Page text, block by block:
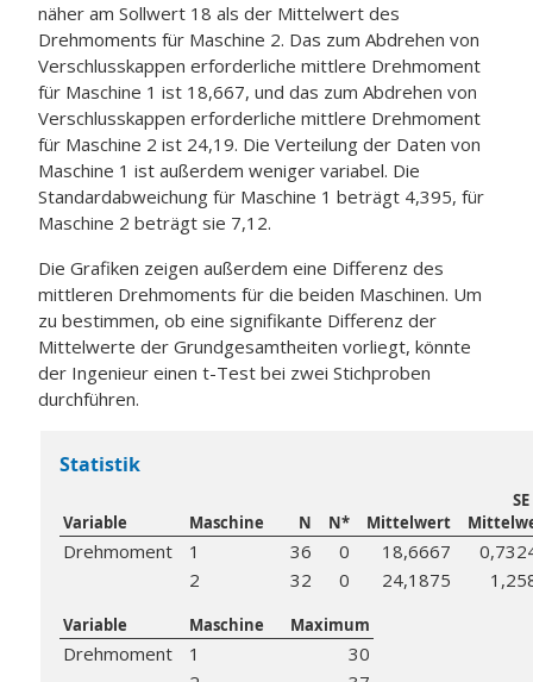
näher am Sollwert 18 als der Mittelwert des
Drehmoments für Maschine 2. Das zum Abdrehen von
Verschlusskappen erforderliche mittlere Drehmoment
für Maschine 1 ist 18,667, und das zum Abdrehen von
Verschlusskappen erforderliche mittlere Drehmoment
für Maschine 2 ist 24,19. Die Verteilung der Daten von
Maschine 1 ist außerdem weniger variabel. Die
Standardabweichung für Maschine 1 beträgt 4,395, für
Maschine 2 beträgt sie 7,12.
Die Grafiken zeigen außerdem eine Differenz des
mittleren Drehmoments für die beiden Maschinen. Um
zu bestimmen, ob eine signifikante Differenz der
Mittelwerte der Grundgesamtheiten vorliegt, könnte
der Ingenieur einen t-Test bei zwei Stichproben
durchführen.
Statistik
Variable Maschine N N* Mittelwert
Drehmoment 1 36 0 18,6667
2
32 0 24,1875
Variable Maschine Maximum
Drehmoment 1
30